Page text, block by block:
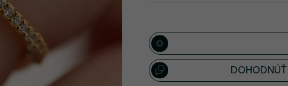
Napíšte iniciály/text
15/ 15 ZNAKOV
DOHODNÚŤ